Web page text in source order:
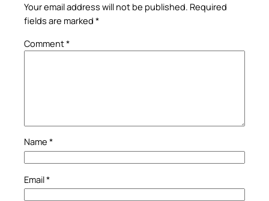
Your email address will not be published. Required
fields are marked *
Comment*
Name *
Email*